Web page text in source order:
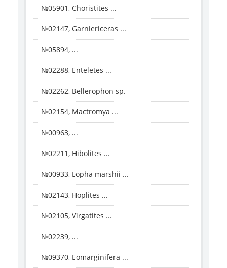
№05901, Choristites ...
№02147, Garniericeras ...
№05894, ...
№02288, Enteletes ...
№02262, Bellerophon sp.
№02154, Mactromya ...
№00963, ...
№02211, Hibolites ...
№00933, Lopha marshii ...
№02143, Hoplites ...
№02105, Virgatites ...
№02239, ...
№09370, Eomarginifera ...